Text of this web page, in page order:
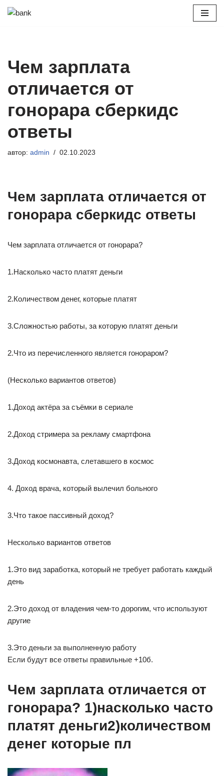
Чем зарплата
отличается от
гонорара сберкидс
ответы
автор: admin 02.10.2023
Чем зарплата отличается от
гонорара сберкидс ответы
Чем зарплата отличается от гонорара?
1.Насколько часто платят деньги
2.Количеством денег, которые платят
3.Сложностью работы, за которую платят деньги
2.Что из перечисленного является гонораром?
(Несколько вариантов ответов)
1.Доход актёра за съёмки в сериале
2.Доход стримера за рекламу смартфона
3.Доход космонавта, слетавшего в космос
4. Доход врача, который вылечил больного
3.Что такое пассивный доход?
Несколько вариантов ответов
1.Это вид заработка, который не требует работать каждый
день
2.Это доход от владения чем-то дорогим, что используют
другие
3.Это деньги за выполненную работу
Если будут все ответы правильные +10б.
Чем зарплата отличается от
гонорара? 1)насколько часто
платят деньги2)количеством
денег которые пл